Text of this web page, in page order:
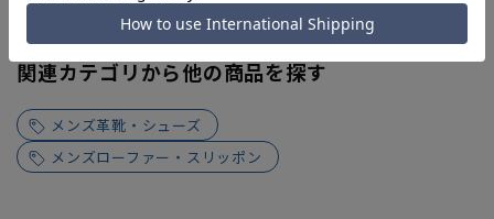
関連カテゴリから他の商品を探す
メンズ革靴・シューズ
メンズローファー・スリッポン